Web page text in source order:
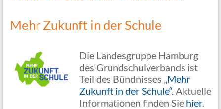
Mehr Zukunft in der Schule
Die Landesgruppe Hamburg
des Grundschulverbands ist
Teil des Bündnisses „Mehr
Zukunft in der Schule“.Aktuelle
Informationen finden Sie hier.